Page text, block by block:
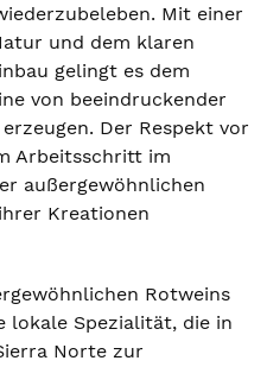
Mit einer
und dem klaren
gelingt es dem
von beeindruckender
Der Respekt vor
Arbeitsschritt im
außergewöhnlichen
Kreationen
Rotweins
lokale Spezialität, die in
Norte zur